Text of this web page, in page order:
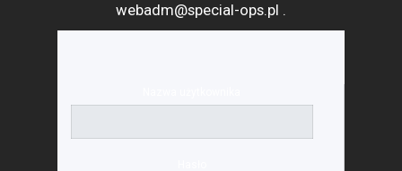
webadm@special-ops.pl .